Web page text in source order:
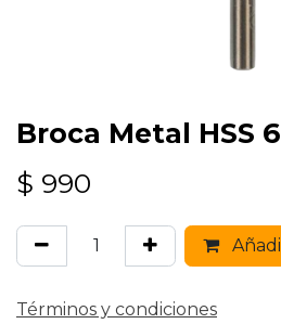
Broca Metal HSS
$ 990
Términos y condiciones